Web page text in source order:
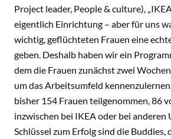
Project leader, People & culture),
eigentlich Einrichtung – aber für uns
wichtig, geflüchteten Frauen eine
geben. Deshalb haben wir ein
dem die Frauen zunächst zwei
um das Arbeitsumfeld
bisher 154 Frauen teilgenommen, 86
inzwischen bei IKEA oder bei anderen
Schlüssel zum Erfolg sind die Buddies,